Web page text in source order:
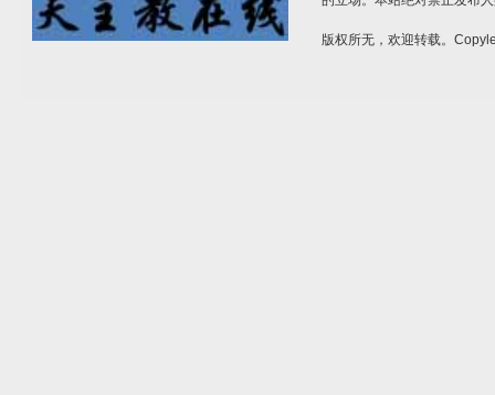
版权所无，欢迎转载。